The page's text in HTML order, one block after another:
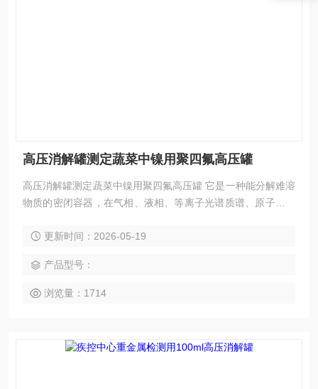
高压消解罐测定蔬菜中镍用聚四氟高压罐
高压消解罐测定蔬菜中镍用聚四氟高压罐 它是一种能分解难溶
物质的密闭容器，在气相、液相、等离子光谱质谱、原子吸收
品、疾控中心、乳制品、环境中心、农产品、海产品、水产品
粉等里铅、铬、镉、甲基汞、无机砷等重金属的检测。
更新时间：2026-05-19
产品型号：
浏览量：1714